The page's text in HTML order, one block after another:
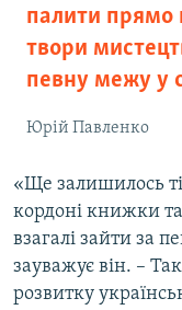
палити прямо
твори
певну межу у
Юрій Павленко
«Ще залишилось
кордоні книжки
взагалі зайти за
зауважує він. –
розвитку